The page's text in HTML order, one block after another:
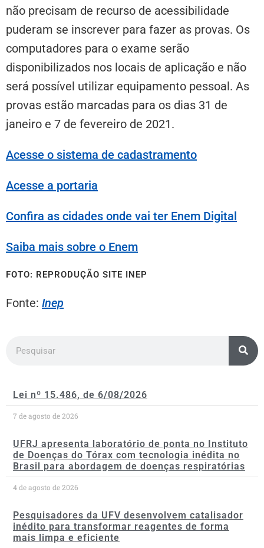
não precisam de recurso de acessibilidade
puderam se inscrever para fazer as provas. Os
computadores para o exame serão
disponibilizados nos locais de aplicação e não
será possível utilizar equipamento pessoal. As
provas estão marcadas para os dias 31 de
janeiro e 7 de fevereiro de 2021.
Acesse o sistema de cadastramento
Acesse a portaria
Confira as cidades onde vai ter Enem Digital
Saiba mais sobre o Enem
FOTO: REPRODUÇÃO SITE INEP
Fonte: Inep
Lei nº 15.486, de 6/08/2026
7 de agosto de 2026
UFRJ apresenta laboratório de ponta no Instituto
de Doenças do Tórax com tecnologia inédita no
Brasil para abordagem de doenças respiratórias
4 de agosto de 2026
Pesquisadores da UFV desenvolvem catalisador
inédito para transformar reagentes de forma
mais limpa e eficiente